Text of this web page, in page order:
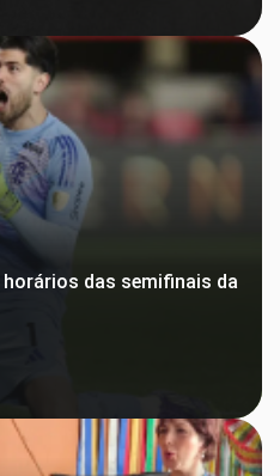
das semifinais da